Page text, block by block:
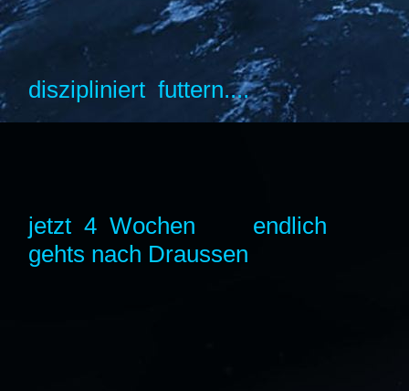
diszipliniert futtern....
jetzt 4 Wochen endlich
gehts nach Draussen